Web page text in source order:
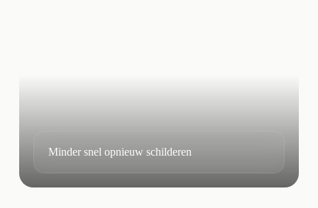
Minder snel opnieuw schilderen